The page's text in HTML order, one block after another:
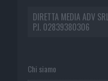
DIRETTA MEDIA ADV SRL
P.I. 02839380306
Chi siamo